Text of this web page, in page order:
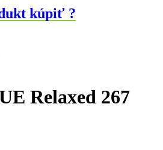
kúpiť ?
Relaxed 267